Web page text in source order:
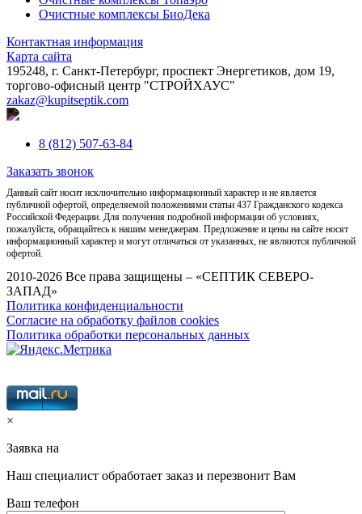
Очистные комплексы БиоДека
Контактная информация
Карта сайта
195248, г. Санкт-Петербург, проспект Энергетиков, дом 19,
торгово-офисный центр "СТРОЙХАУС"
zakaz@kupitseptik.com
8 (812) 507-63-84
Заказать звонок
Данный сайт носит исключительно информационный характер и не является
публичной офертой, определяемой положениями статьи 437 Гражданского кодекса
Российской Федерации. Для получения подробной информации об условиях,
пожалуйста, обращайтесь к нашим менеджерам. Предложение и цены на сайте носят
информационный характер и могут отличаться от указанных, не являются публичной
офертой.
2010-2026 Все права защищены – «СЕПТИК СЕВЕРО-
ЗАПАД»
Политика конфиденциальности
Согласие на обработку файлов cookies
Политика обработки персональных данных
×
Заявка на
Наш специалист обработает заказ и перезвонит Вам
Ваш телефон